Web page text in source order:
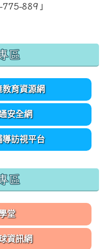
889」
區
育資源網
安全網
導訪視平台
區
堂
資訊網